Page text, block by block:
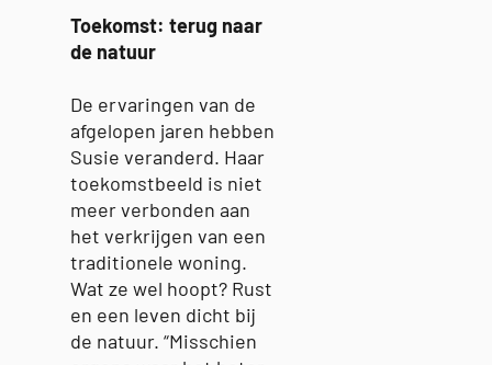
Toekomst: terug naar
de natuur
De ervaringen van de
afgelopen jaren hebben
Susie veranderd. Haar
toekomstbeeld is niet
meer verbonden aan
het verkrijgen van een
traditionele woning.
Wat ze wel hoopt? Rust
en een leven dicht bij
de natuur. “Misschien